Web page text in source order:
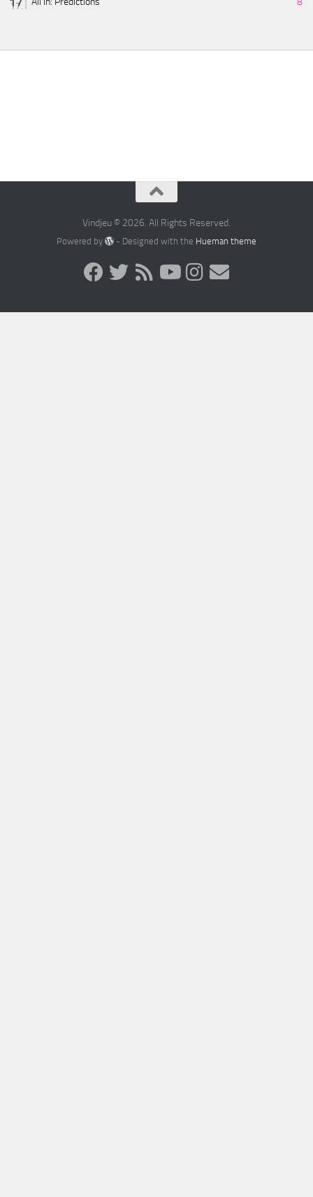
Vindjeu © 2026. All Rights Reserved.
Powered by - Designed with the Hueman theme